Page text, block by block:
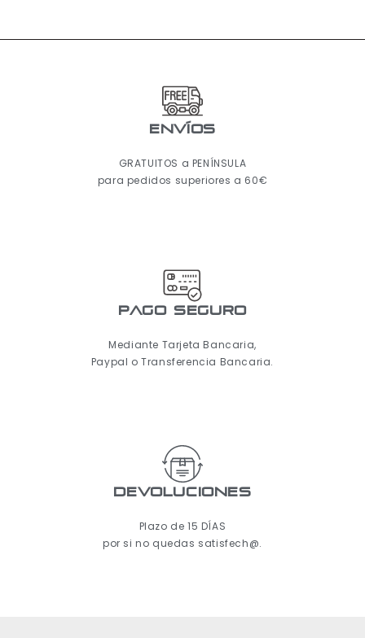
ENVÍOS
GRATUITOS a PENÍNSULA
para pedidos superiores a 60€
pago seguro
Mediante Tarjeta Bancaria,
Paypal o Transferencia Bancaria.
Devoluciones
Plazo de 15 DÍAS
por si no quedas satisfech@.